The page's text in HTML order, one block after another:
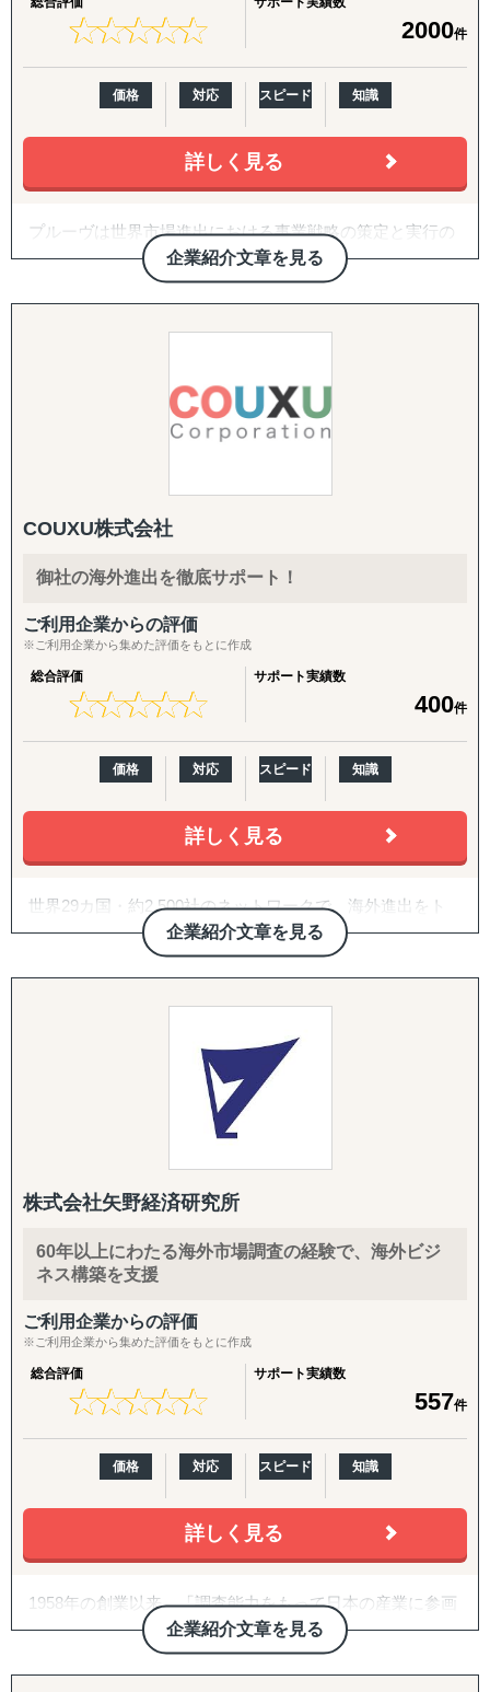
行力」と「最短最適解」で、クライアント企業を成功へ導
きます。
■主なサービス内容
1. 海外販路開拓・マーケティング
・市場調査および競合分析
・現地視察のアレンジおよび同行支援
・現地プロモーションやテストマーケティングの実施
2. 設立準備および手続き支援
・現地法人の設立や駐在員事務所設立
・法規制・ライセンス取得、各種行政手続き対応
3. 人的支援
・現地人材の採用および育成支援
4. 海外進出戦略・事業計画支援
・持続可能なビジネスモデルの構築と実行支援
■弊社Visalが選ばれる理由
・現地実行力と強固なネットワーク：
ーシア、ベトナム、タイ）に特化した現地密着型のサポー
・成果コミット型のアプローチ：
単なる助言やデスクワークではなく、進出後の事業推進ま
で伴走します。
・柔軟かつ包括的なサービス提供：
企業様ごとに最適化したカスタムメイドの支援を提供しま
Visalはインドネシアを中心に、以下の主要国を対象とした
・インドネシア
・フィリピン
・ベトナム
※その他の新興国・地域についてもご相談いただけます。
■お問い合わせください。
ナーとして、Visalは確かな実行力でサポートします。
株式会社Visalと共に、ASEAN市場で新たな未来を切り拓
きましょう。
★★★★★
★★★★★ 2000件
価格 対応 スピード 知識
詳しく見る
企業紹介文章を見る
プルーヴは世界市場進出における事業戦略の策定と実行の
サポートを行っている企業です。
「グローバルを身近に」をミッションとし、「現地事情」
に精通したコンサルタントと「現地パートナー」との密な
連携による「現地のリアルな情報」を基にクライアント企
COUXU株式会社
御社の海外進出を徹底サポート！
ご利用企業からの評価
※ご利用企業から集めた評価をもとに作成
総合評価
★★★★★
★★★★★
サポート実績数
400件
価格 対応 スピード 知識
詳しく見る
企業紹介文章を見る
世界29カ国・約2,500社のネットワークで、海外進出をト
ータルサポート
COUXU株式会社は、海外企業に向けた日本商品の調達支
援と、日本企業の海外進出支援を行っています。 世界29カ
らから毎月届く100〜200件もの「調達依頼」を基にビジネ
■ マッチングプラットフォーム『セカイコネクト』
その企業へダイレクトに提案ができるサービスです。
■ 現場に入り込むハンズオン支援
プラットフォーム運営に加え、海外ビジネスを自走するた
めの「教育プログラム」や、貴社の海外事業部の一員とし
は現地アーティストと連携したユニークなマーケティング
施策なども行っております。
株式会社矢野経済研究所
60年以上にわたる海外市場調査の経験で、海外ビジ
ネス構築を支援
ご利用企業からの評価
※ご利用企業から集めた評価をもとに作成
総合評価
★★★★★
★★★★★
サポート実績数
557件
価格 対応 スピード 知識
詳しく見る
企業紹介文章を見る
1958年の創業以来、「調査能力をもって日本の産業に参画
する」という理念のもと、日本の市場調査会社のパイオニ
アとして常に日本経済の発展とともに歩んでまいりまし
た。